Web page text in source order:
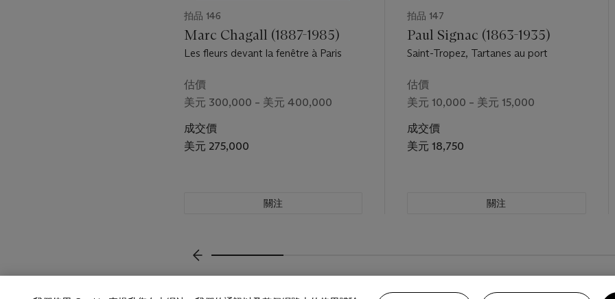
拍品 146
Marc Chagall (1887-1985)
Les fleurs devant la fenêtre à Paris
估價
美元 300,000 – 美元 400,000
成交價
美元 275,000
關注
拍品 147
Paul Signac (1863-1935)
Saint-Tropez, Tartanes au port
估價
美元 10,000 – 美元 15,000
成交價
美元 18,750
關注